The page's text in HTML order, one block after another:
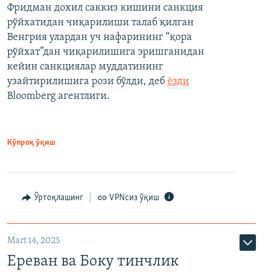
Фридман дохил саккиз кишини санкция
рўйхатидан чиқарилиши талаб қилган
Венгрия улардан уч нафарининг “қора
рўйхат”дан чиқарилишига эришганидан
кейин санкциялар муддатининг
узайтирилишига рози бўлди, деб ёзди
Bloomberg агентлиги.
Кўпроқ ўқиш
Ўртоқлашинг VPNсиз ўқиш
Mart 14, 2025
Ереван ва Боку тинчлик